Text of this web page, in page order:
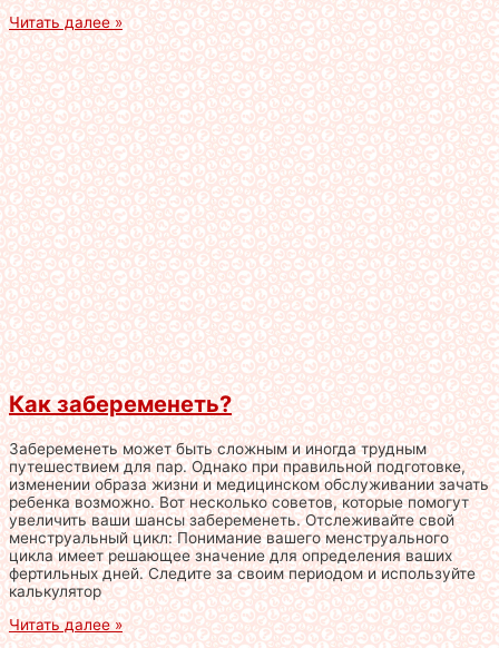
Читать далее »
Как забеременеть?
Забеременеть может быть сложным и иногда трудным
путешествием для пар. Однако при правильной подготовке,
изменении образа жизни и медицинском обслуживании зачать
ребенка возможно. Вот несколько советов, которые помогут
увеличить ваши шансы забеременеть. Отслеживайте свой
менструальный цикл: Понимание вашего менструального
цикла имеет решающее значение для определения ваших
фертильных дней. Следите за своим периодом и используйте
калькулятор
Читать далее »